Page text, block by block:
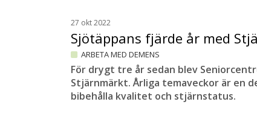
27 okt 2022
Sjötäppans fjärde år med
ARBETA MED DEMENS
För drygt tre år sedan blev
Stjärnmärkt. Årliga temaveckor är en
bibehålla kvalitet och stjärnstatus.